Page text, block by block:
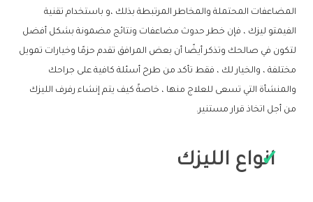
المضاعفات المحتملة والمخاطر المرتبطة بذلك ،و باستخدام تقنية
الفيمتو ليزك ، فإن خطر حدوث مضاعفات ونتائج مضمونة بشكل أفضل
لتكون في صالحك وتذكر أيضًا أن بعض المرافق تقدم حزمًا وخيارات تمويل
مختلفة ، والخيار لك ، فقط تأكد من طرح أسئلة كافية على جراحك
والمنشأة التي تسعى للعلاج منها ، خاصةً كيف يتم إنشاء رفرف الليزك
من أجل اتخاذ قرار مستنير.
انواع الليزك